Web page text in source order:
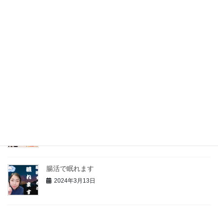
腸活で眠れます
2024年3月13日